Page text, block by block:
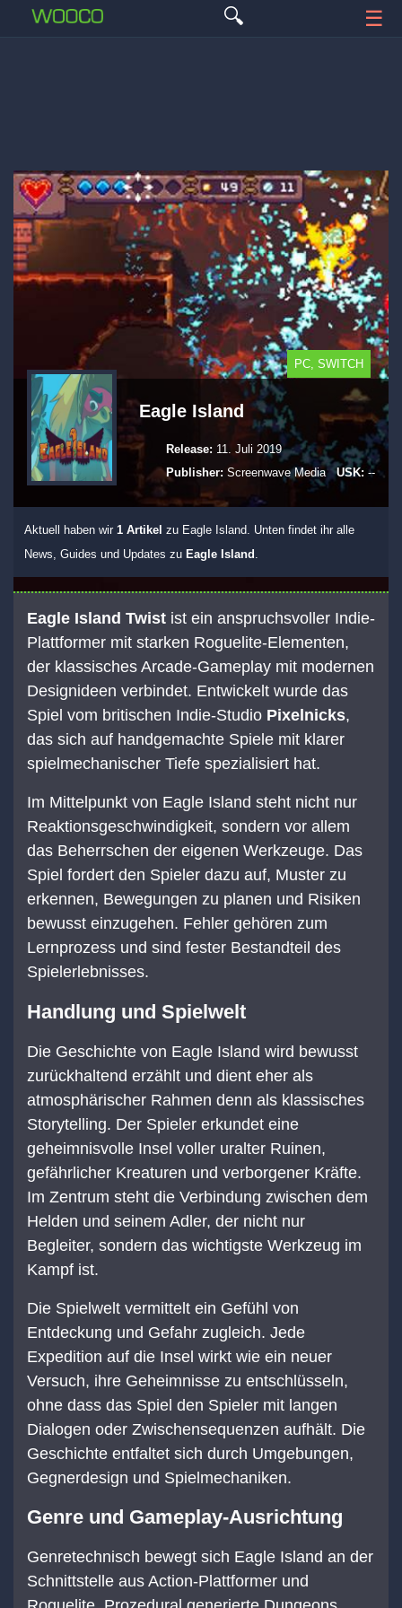
🔍 ☰
PC, SWITCH
Eagle Island
Release: 11. Juli 2019
Publisher: Screenwave Media USK: --
Aktuell haben wir 1 Artikel zu Eagle Island. Unten findet ihr alle
News, Guides und Updates zu Eagle Island .
Eagle Island Twist ist ein anspruchsvoller Indie-
Plattformer mit starken Roguelite-Elementen,
der klassisches Arcade-Gameplay mit modernen
Designideen verbindet. Entwickelt wurde das
Spiel vom britischen Indie-Studio Pixelnicks,
das sich auf handgemachte Spiele mit klarer
spielmechanischer Tiefe spezialisiert hat.
Im Mittelpunkt von Eagle Island steht nicht nur
Reaktionsgeschwindigkeit, sondern vor allem
das Beherrschen der eigenen Werkzeuge. Das
Spiel fordert den Spieler dazu auf, Muster zu
erkennen, Bewegungen zu planen und Risiken
bewusst einzugehen. Fehler gehören zum
Lernprozess und sind fester Bestandteil des
Spielerlebnisses.
Handlung und Spielwelt
Die Geschichte von Eagle Island wird bewusst
zurückhaltend erzählt und dient eher als
atmosphärischer Rahmen denn als klassisches
Storytelling. Der Spieler erkundet eine
geheimnisvolle Insel voller uralter Ruinen,
gefährlicher Kreaturen und verborgener Kräfte.
Im Zentrum steht die Verbindung zwischen dem
Helden und seinem Adler, der nicht nur
Begleiter, sondern das wichtigste Werkzeug im
Kampf ist.
Die Spielwelt vermittelt ein Gefühl von
Entdeckung und Gefahr zugleich. Jede
Expedition auf die Insel wirkt wie ein neuer
Versuch, ihre Geheimnisse zu entschlüsseln,
ohne dass das Spiel den Spieler mit langen
Dialogen oder Zwischensequenzen aufhält. Die
Geschichte entfaltet sich durch Umgebungen,
Gegnerdesign und Spielmechaniken.
Genre und Gameplay-Ausrichtung
Genretechnisch bewegt sich Eagle Island an der
Schnittstelle aus Action-Plattformer und